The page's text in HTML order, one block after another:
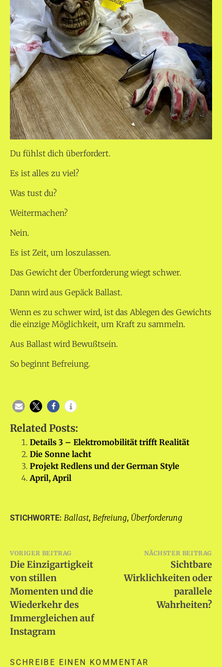
Du fühlst dich überfordert.
Es ist alles zu viel?
Was tust du?
Weitermachen?
Nein.
Es ist Zeit, um loszulassen.
Das Gewicht der Überforderung wiegt schwer.
Dann wird aus Gepäck Ballast.
Wenn es zu schwer wird, ist das Ablegen des Gewichts
die einzige Möglichkeit, um Kraft zu sammeln.
Aus Ballast wird Bewußtsein.
So beginnt Befreiung.
Related Posts:
Details 3 – Elektromobilität trifft Realität
Die Sonne lacht
Projekt Redlens und der German Style
April, April
STICHWORTE: Ballast, Befreiung, Überforderung
Beitragsnavigation
VORIGER BEITRAG
Die Einzigartigkeit
von stillen
Momenten und die
Wiederkehr des
Immergleichen auf
Instagram
NÄCHSTER BEITRAG
Sichtbare
Wirklichkeiten oder
parallele
Wahrheiten?
SCHREIBE EINEN KOMMENTAR